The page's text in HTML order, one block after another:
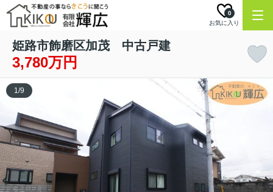
お気に入り
0
姫路市飾磨区加茂 中古戸建
3,780万円
1/9